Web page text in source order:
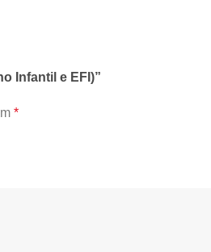
Infantil e EFI)”
*